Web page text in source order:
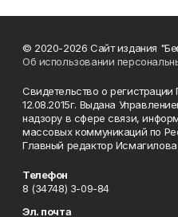
© 2020-2026 Сайт издания
Об использовании
Свидетельство о
12.08.2015г. Выдана
надзору в сфере связи,
массовых коммуникаций по
Главный редактор
Телефон
8 (34748) 3-09-84
Эл. почта